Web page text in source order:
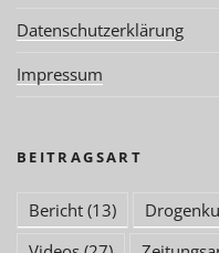
Datenschutzerklärung
Impressum
BEITRAGSART
Bericht (13)